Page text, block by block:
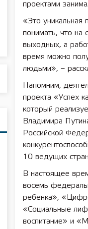
проектами
«Это уникальная
понимать, что на
выходных, а
время можно
людьми», –
Напомним,
проекта «Успех
который
Владимира
Российской
10 ведущих
В настоящее
восемь
ребенка»,
«Социальные
воспитание» и